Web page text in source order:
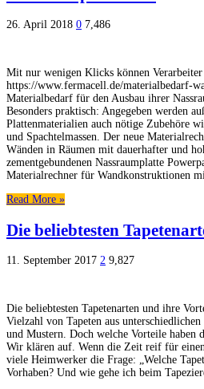
26. April 2018 0 7,486
Mit nur wenigen Klicks können
https://www.fermacell.de/materialbedarf-
Materialbedarf für den Ausbau ihrer
Besonders praktisch: Angegeben werden
Plattenmaterialien auch nötige Zubehöre
und Spachtelmassen. Der neue
Wänden in Räumen mit dauerhafter und
zementgebundenen Nassraumplatte
Materialrechner für Wandkonstruktionen
Read More »
Die beliebtesten
11. September 2017 2 9,827
Die beliebtesten Tapetenarten und ihre
Vielzahl von Tapeten aus
und Mustern. Doch welche Vorteile haben
Wir klären auf. Wenn die Zeit reif für
viele Heimwerker die Frage: „Welche
Vorhaben? Und wie gehe ich beim